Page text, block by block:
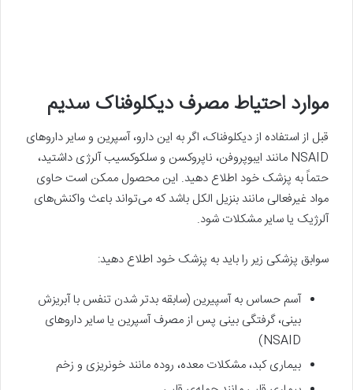
موارد احتیاط مصرف دیکلوفناک سدیم
قبل از استفاده از دیکلوفناک، اگر به این دارو، آسپرین و سایر داروهای
NSAID‌ مانند ایبوپروفن، ناپروکسن و سلکوکسیب آلرژی داشتید،
حتماً به پزشک خود اطلاع دهید. این محصول ممکن است حاوی
مواد غیرفعالی مانند بنزیل الکل باشد که می‌تواند باعث واکنش‌های
آلرژیک یا سایر مشکلات شود.
سوابق پزشکی زیر را باید به پزشک خود اطلاع دهید:
آسم حساس به آسپیرین (سابقه‌ بدتر شدن تنفس با آبریزش
بینی، گرفتگی بینی پس از مصرف آسپرین یا سایر داروهای
NSAID‌)
بیماری کبد، مشکلات معده، روده مانند خونریزی و زخم